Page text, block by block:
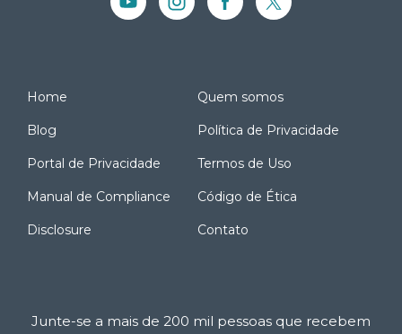
Home Quem somos
Blog Política de Privacidade
Portal de Privacidade Termos de Uso
Manual de Compliance Código de Ética
Disclosure Contato
Junte-se a mais de 200 mil pessoas que recebem